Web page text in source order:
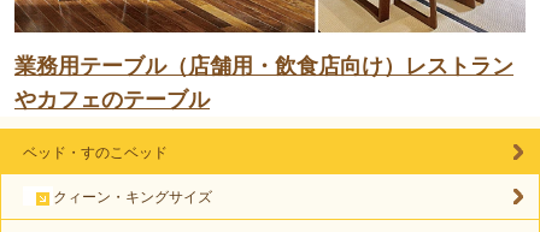
業務用テーブル（店舗用・飲食店向け）レストラン
やカフェのテーブル
ベッド・すのこベッド
クィーン・キングサイズ